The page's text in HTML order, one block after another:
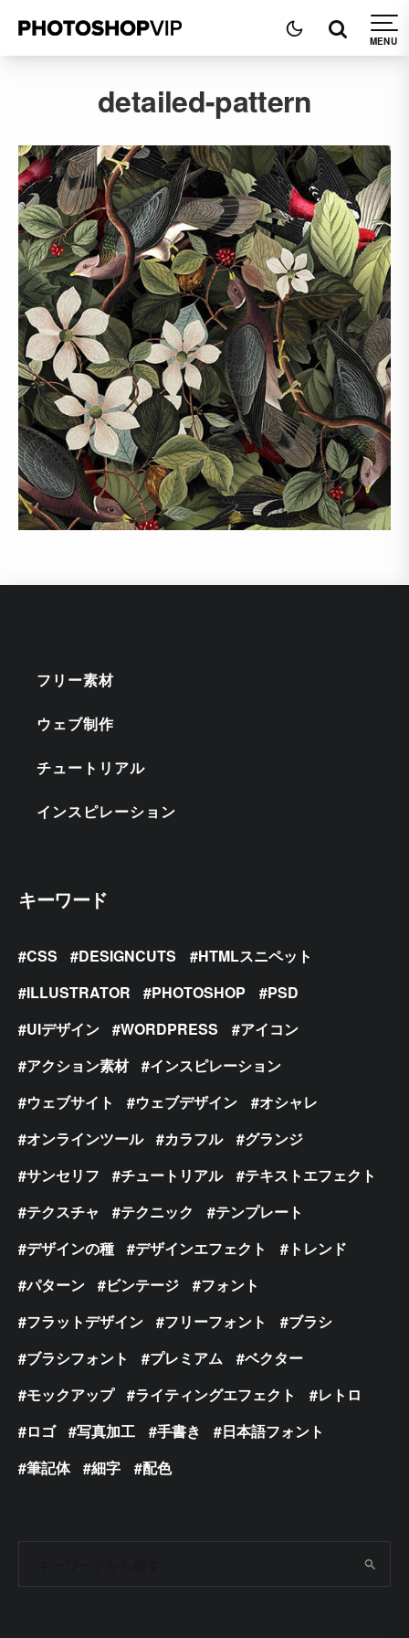
detailed-pattern
フリー素材
ウェブ制作
チュートリアル
インスピレーション
キーワード
CSS DESIGNCUTS
HTMLスニペット
ILLUSTRATOR
PHOTOSHOP
PSD
UIデザイン
WORDPRESS
アイコン
アクション素材
インスピレーション
ウェブサイト
ウェブデザイン
オシャレ
オンラインツール
カラフル
グランジ
サンセリフ
チュートリアル
テキストエフェクト
テクスチャ
テクニック
テンプレート
デザインの種
デザインエフェクト
トレンド
パターン
ビンテージ
フォント
フラットデザイン
フリーフォント
ブラシ
ブラシフォント
プレミアム
ベクター
モックアップ
ライティングエフェクト
レトロ
ロゴ
写真加工 手書き
日本語フォント
筆記体
細字 配色